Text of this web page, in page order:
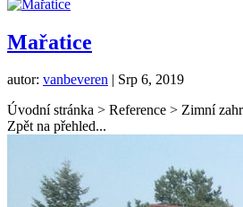
Mařatice
autor: vanbeveren | Srp 6, 2019
Úvodní stránka > Reference > Zimní
Zpět na přehled...